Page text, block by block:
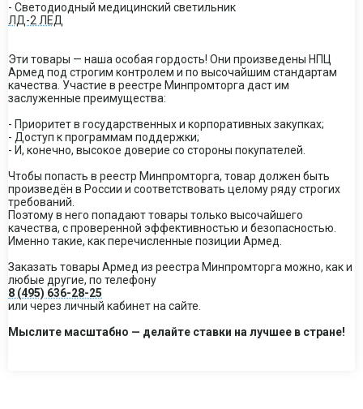
- Светодиодный медицинский светильник
ЛД-2 ЛЕД
Эти товары — наша особая гордость! Они произведены НПЦ
Армед под строгим контролем и по высочайшим стандартам
качества. Участие в реестре Минпромторга даст им
заслуженные преимущества:
- Приоритет в государственных и корпоративных закупках;
- Доступ к программам поддержки;
- И, конечно, высокое доверие со стороны покупателей.
Чтобы попасть в реестр Минпромторга, товар должен быть
произведён в России и соответствовать целому ряду строгих
требований.
Поэтому в него попадают товары только высочайшего
качества, с проверенной эффективностью и безопасностью.
Именно такие, как перечисленные позиции Армед.
Заказать товары Армед из реестра Минпромторга можно, как и
любые другие, по телефону
8 (495) 636-28-25
или через личный кабинет на сайте.
Мыслите масштабно — делайте ставки на лучшее в стране!